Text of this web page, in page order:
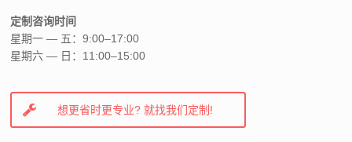
定制咨询时间
星期一 — 五：9:00–17:00
星期六 — 日：11:00–15:00
想更省时更专业? 就找我们定制!